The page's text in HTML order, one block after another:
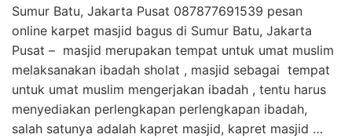
Sumur Batu, Jakarta Pusat 087877691539 pesan
online karpet masjid bagus di Sumur Batu, Jakarta
Pusat – masjid merupakan tempat untuk umat muslim
melaksanakan ibadah sholat , masjid sebagai tempat
untuk umat muslim mengerjakan ibadah , tentu harus
menyediakan perlengkapan perlengkapan ibadah,
salah satunya adalah kapret masjid, kapret masjid …